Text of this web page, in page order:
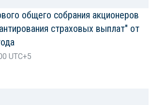
общего собрания акционеров
страховых выплат" от
UTC+5